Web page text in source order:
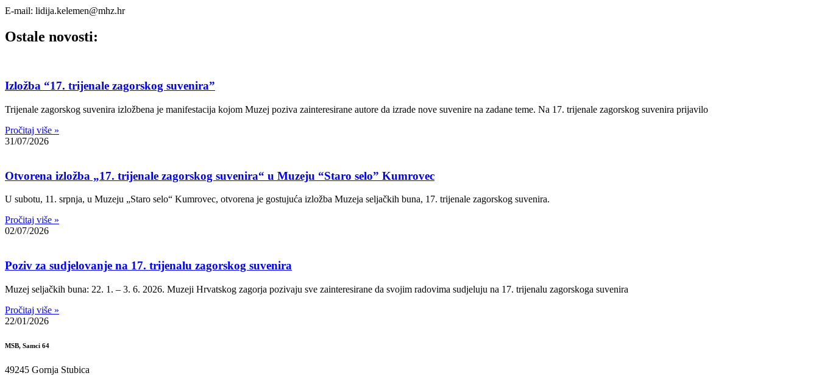
E-mail: lidija.kelemen@mhz.hr
Ostale novosti:
Izložba “17. trijenale zagorskog suvenira”
Trijenale zagorskog suvenira izložbena je manifestacija kojom Muzej poziva zainteresirane autore da izrade nove suvenire na zadane teme. Na 17. trijenale zagorskog suvenira prijavilo
Pročitaj više »
31/07/2026
Otvorena izložba „17. trijenale zagorskog suvenira“ u Muzeju “Staro selo” Kumrovec
U subotu, 11. srpnja, u Muzeju „Staro selo“ Kumrovec, otvorena je gostujuća izložba Muzeja seljačkih buna, 17. trijenale zagorskog suvenira.
Pročitaj više »
02/07/2026
Poziv za sudjelovanje na 17. trijenalu zagorskog suvenira
Muzej seljačkih buna: 22. 1. – 3. 6. 2026. Muzeji Hrvatskog zagorja pozivaju sve zainteresirane da svojim radovima sudjeluju na 17. trijenalu zagorskoga suvenira
Pročitaj više »
22/01/2026
MSB, Samci 64
49245 Gornja Stubica